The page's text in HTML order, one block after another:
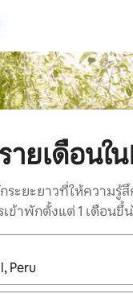
ยเดือนใ
ะยะยาวที่ให้ความรู้
ข้าพักตั้งแต่ 1 เดือนขึ้น
นลง หรือใช้การสัมผัสหรือ